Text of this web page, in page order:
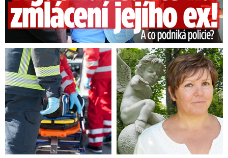
prodloužením nouzového stavu,„uvedla. „Tak
bychom chtěli znát řádné zdůvodnění, z jakého
důvodu chce opět prodlužovat nouzový stav,“
dodala. Rakušan podle ní nepředložil
strategický dokument, ale pouze priority. Z
dokumentu se podle ní čtenář nedozví, kolik
uprchlíků je v ČR, s jakým vzděláním nebo s
jakou profesí.